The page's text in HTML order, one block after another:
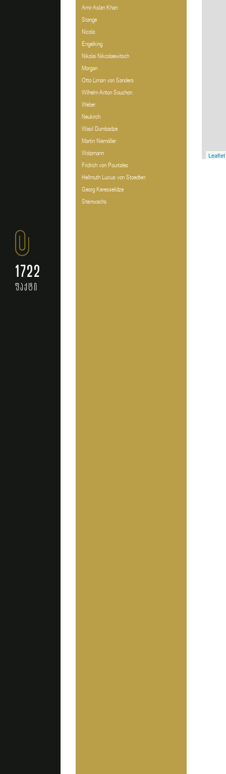
1722
ფაქტი
Amir Aslan Khan
Stange
Nicola
Engelking
Nikolai Nikcolaewitsch
Morgan
Otto Liman von Sanders
Wilhelm Anton Souchon
Weber
Neukirch
Wasil Dumbadze
Martin Niemöller
Wolpmann
Fridrich von Pourtales
Hellmuth Lucius von Stoedten
Georg Keresselidze
Steinwachs
Leaflet